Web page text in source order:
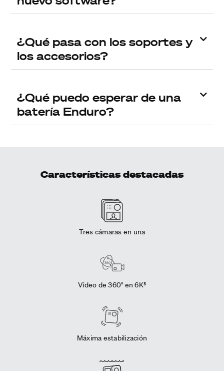
¿Qué pasa con los soportes y
los accesorios?
¿Qué puedo esperar de una
batería Enduro?
Características destacadas
Tres cámaras en una
Vídeo de 360° en 6K⁵
Máxima estabilización